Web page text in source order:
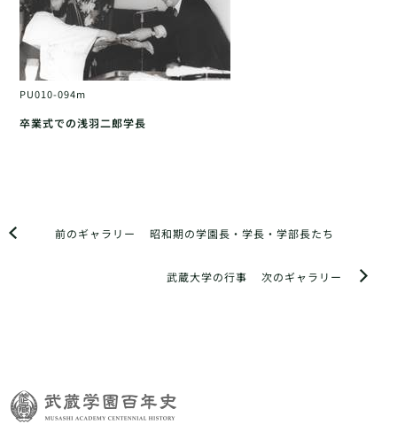
PU010-094m
卒業式での浅羽二郎学長
前のギャラリー 昭和期の学園長・学長・学部長たち
次のギャラリー
武蔵大学の行事